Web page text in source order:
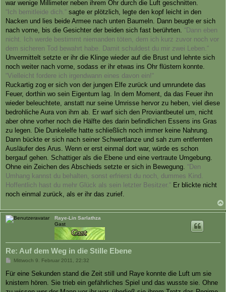
war wenige Millimeter neben ihrem Ohr durch die Luft geschnitten.
“Ich bemitleide dich.“ sagte er plötzlich, legte den kopf leicht in den
Nacken und lies beide Armee nach unten Baumeln. Dann beugte er sich
nach vorne, bis die Gesichter der beiden sich fast berührten. “Dann eben
nicht. Ich werde bestimmt niemanden töten, dem ich kurz zuvor noch vor
dem sicheren Tod bewahrt habe. Damit schuldest du mir zwei Leben.“
Unvermittelt setzte er ihr die Klinge wieder auf die Brust und lehnte sich
noch weiter nach vorne, sodass er ihr etwas ins Ohr flüstern konnte.
“Vielleicht fordere ich irgendwann eines davon ein!“
Ruckartig zog er sich von der jungen Elfe zurück und umrundete das
Feuer, dorthin wo sein Eigentum lag. In dem Moment, da das Feuer ihn
wieder beleuchtete, anstatt nur seine Umrisse hervor zu heben, viel diese
bedrohliche Aura von ihm ab. Er warf sich den Proviantbeutel um, nicht
aber ohne vorher noch die Hälfte des darin befindlichen Essens ins Gras
zu legen. Die Dunkelelfe hatte schließlich noch immer keine Nahrung.
Dann bückte er sich nach seiner Schwertlanze und sah zum entfernten
Ausläufer des Arus. Wenn er erst einmal dort war, würde es schon
bergauf gehen. Schattiger als die Ebene und eine vertraute Umgebung.
Ohne ein Zeichen des Abschieds setzte er sich in Bewegung. “Den
Umhang kannst du behalten, sonst erfrierst du noch, dummes Kind.
Hoffentlich hast du mehr Glück als sein letzter Besitzer.“ Er blickte nicht
noch einmal zurück, als er ihr das zurief.
Raye-Lin Sarlathza
Gast
Re: Auf dem Weg in die Stille Ebene
B
i
r
a
Mittwoch 9. Februar 2011, 22:32
Für eine Sekunden stand die Zeit still und Raye konnte die Luft um sie
knistern hören. Sie trieb ein gefährliches Spiel und das wusste sie. Ohne